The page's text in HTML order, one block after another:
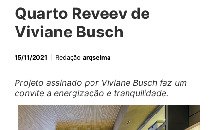
Quarto Reveev de
Viviane Busch
15/11/2021 Redação arqselma
Projeto assinado por Viviane Busch faz um
convite a energização e tranquilidade.